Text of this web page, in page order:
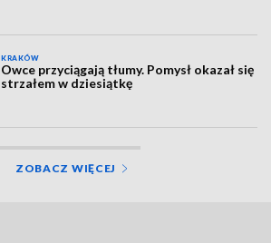
KRAKÓW
Owce przyciągają tłumy. Pomysł okazał się
strzałem w dziesiątkę
ZOBACZ WIĘCEJ